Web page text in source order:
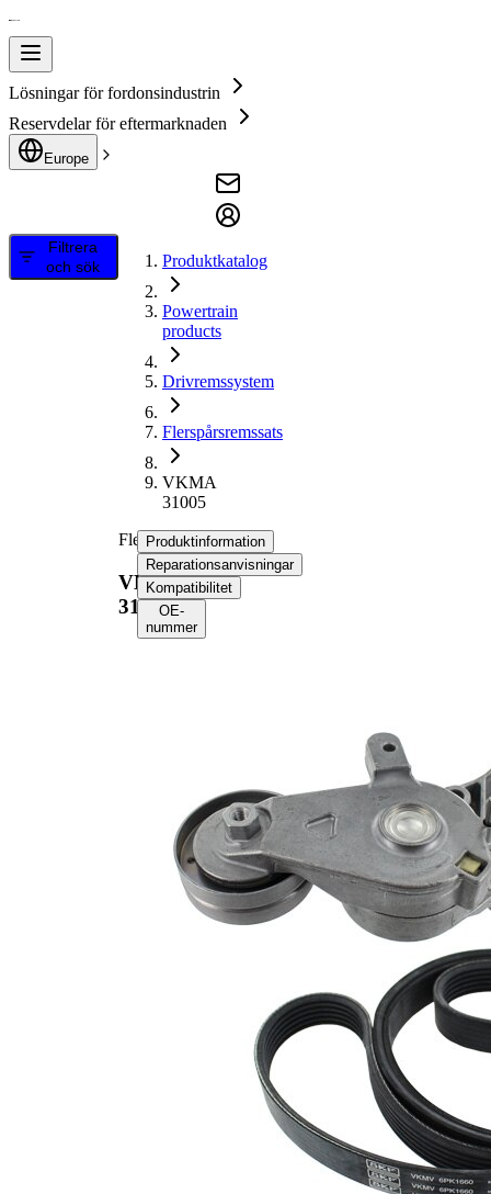
Lösningar för fordonsindustrin
Reservdelar för eftermarknaden
Europe
Filtrera
och sök
Produktkatalog
Powertrain
products
Drivremssystem
Flerspårsremssats
VKMA
31005
Flerspårsremssats
VKMA
31005
Produktinformation
Reparationsanvisningar
Kompatibilitet
OE-
nummer
1660 mm
21,36 mm
6
Kompletteringsartikel/tilläggsinfo
Kontrollera
och byt vid
SVHC
Inga SVHC-
substanser
tillhanda!
EPDM
(etylpropylen-
dien-gummi)
Produktlista
Artikelnummer Antal
VKM 31002
1
VKM 31018
1
VKMV 6PK1660